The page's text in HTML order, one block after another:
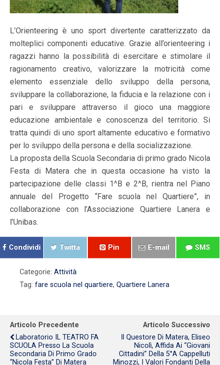
L’Orienteering è uno sport divertente caratterizzato da
molteplici componenti educative. Grazie all’orienteering i
ragazzi hanno la possibilità di esercitare e stimolare il
ragionamento creativo, valorizzare la motricità come
elemento essenziale dello sviluppo della persona,
sviluppare la collaborazione, la fiducia e la relazione con i
pari e sviluppare attraverso il gioco una maggiore
educazione ambientale e conoscenza del territorio. Si
tratta quindi di uno sport altamente educativo e formativo
per lo sviluppo della persona e della socializzazione.
La proposta della Scuola Secondaria di primo grado Nicola
Festa di Matera che in questa occasione ha visto la
partecipazione delle classi 1^B e 2^B, rientra nel Piano
annuale del Progetto “Fare scuola nel Quartiere”, in
collaborazione con l’Associazione Quartiere Lanera e
l’Unibas.
Condividi Twitta Pin E-mail SMS
Categorie: Attività
Tag: fare scuola nel quartiere, Quartiere Lanera
Articolo Precedente
Laboratorio IL TEATRO FA
SCUOLA Presso La Scuola
Secondaria Di Primo Grado
“Nicola Festa” Di Matera
Articolo Successivo
Il Questore Di Matera, Eliseo
Nicolì, Affida Ai “giovani
Cittadini” Della 5°A Cappelluti
Minozzi, I Valori Fondanti Della